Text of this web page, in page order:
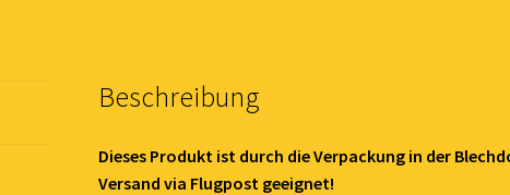
Beschreibung
Dieses Produkt ist durch die Verpackung in der
Versand via Flugpost geeignet!